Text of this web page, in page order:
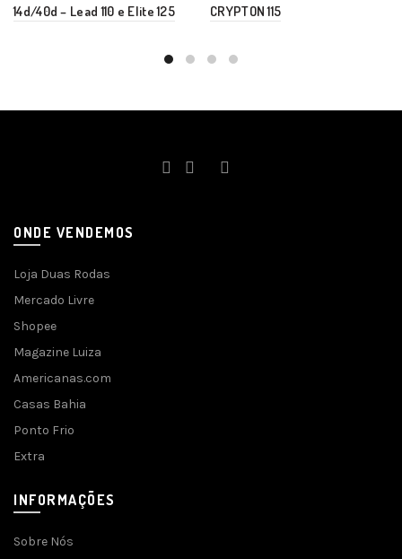
14d/40d – Lead 110 e Elite 125
CRYPTON 115
ONDE VENDEMOS
Loja Duas Rodas
Mercado Livre
Shopee
Magazine Luiza
Americanas.com
Casas Bahia
Ponto Frio
Extra
INFORMAÇÕES
Sobre Nós